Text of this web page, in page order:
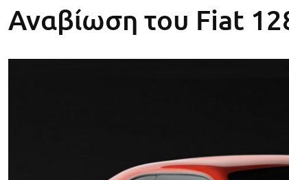
Αναβίωση του Fiat